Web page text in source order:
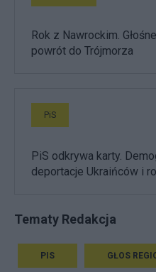
Rok z Nawrockim.
powrót do Trójmorza
PiS
PiS odkrywa karty.
deportacje Ukraińców i
Tematy Redakcja
PIS GŁOS